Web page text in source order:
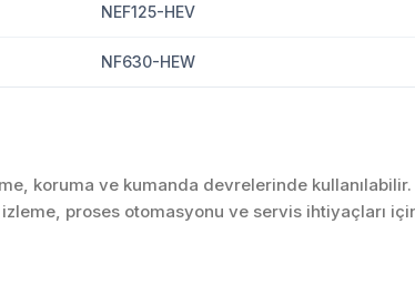
NEF125-HEV
NF630-HEW
koruma ve kumanda devrelerinde
proses otomasyonu ve servis ihtiyaçları